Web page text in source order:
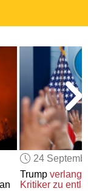
24
Trumpverlangt
Kritiker zu